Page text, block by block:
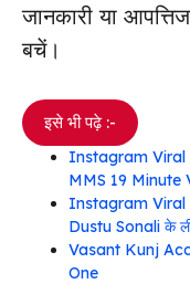
जानकारी या
बचें।
इसे भी पढ़े :-
Instagram Viral
MMS 19 Minute
Instagram Viral
Dustu Sonali के
Vasant Kunj
One